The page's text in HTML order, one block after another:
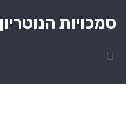
סמכויות הנוטריון